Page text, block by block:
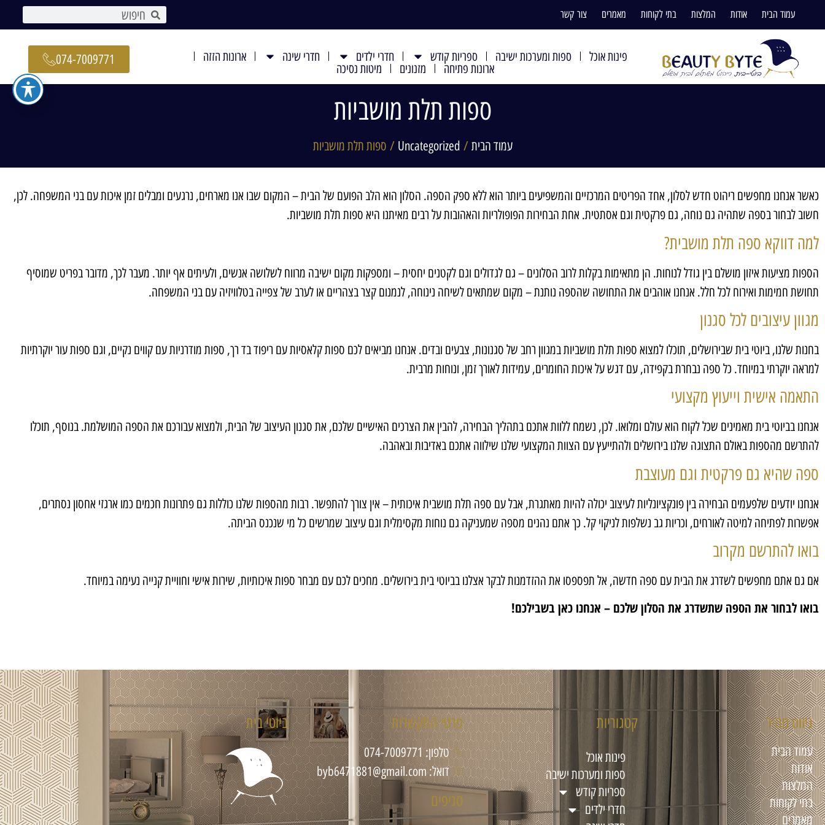
עמוד הבית אודות המלצות בתי לקוחות מאמרים צור קשר
פינות אוכל ספות ומערכות ישיבה ספריות קודש חדרי ילדים חדרי שינה
ארונות הזזה
ארונות פתיחה
מזנונים מיטות נסיכה
074-7009771
ספות תלת מושביות
עמוד הבית /
Uncategorized / ספות תלת מושביות
כאשר אנחנו מחפשים ריהוט חדש לסלון, אחד הפריטים המרכזיים והמשפיעים ביותר הוא ללא ספק הספה. הסלון הוא הלב הפועם של הבית – המקום שבו אנו מארחים, נרגעים ומבלים זמן איכות עם בני המשפחה. לכן,
חשוב לבחור בספה שתהיה גם נוחה, גם פרקטית וגם אסתטית. אחת הבחירות הפופולריות והאהובות על רבים מאיתנו היא ספות תלת מושביות.
למה דווקא ספה תלת מושבית?
הספות מציעות איזון מושלם בין גודל לנוחות. הן מתאימות בקלות לרוב הסלונים – גם לגדולים וגם לקטנים יחסית – ומספקות מקום ישיבה מרווח לשלושה אנשים, ולעיתים אף יותר. מעבר לכך, מדובר בפריט שמוסיף
תחושת חמימות ואירוח לכל חלל. אנחנו אוהבים את התחושה שהספה נותנת – מקום שמתאים לשיחה נינוחה, לנמנום קצר בצהריים או לערב של צפייה בטלוויזיה עם בני המשפחה.
מגוון עיצובים לכל סגנון
בחנות שלנו, ביוטי בית שבירושלים, תוכלו למצוא ספות תלת מושביות במגוון רחב של סגנונות, צבעים ובדים. אנחנו מביאים לכם ספות קלאסיות עם ריפוד בד רך, ספות מודרניות עם קווים נקיים, וגם ספות עור יוקרתיות
למראה יוקרתי במיוחד. כל ספה נבחרת בקפידה, עם דגש על איכות החומרים, עמידות לאורך זמן, ונוחות מרבית.
התאמה אישית וייעוץ מקצועי
אנחנו בביוטי בית מאמינים שכל לקוח הוא עולם ומלואו. לכן, נשמח ללוות אתכם בתהליך הבחירה, להבין את הצרכים האישיים שלכם, את סגנון העיצוב של הבית, ולמצוא עבורכם את הספה המושלמת. בנוסף, תוכלו
להתרשם מהספות באולם התצוגה שלנו בירושלים ולהתייעץ עם הצוות המקצועי שלנו שילווה אתכם באדיבות ובאהבה.
ספה שהיא גם פרקטית וגם מעוצבת
אנחנו יודעים שלפעמים הבחירה בין פונקציונליות לעיצוב יכולה להיות מאתגרת, אבל עם ספה תלת מושבית איכותית – אין צורך להתפשר. רבות מהספות שלנו כוללות גם פתרונות חכמים כמו ארגזי אחסון נסתרים,
אפשרות לפתיחה למיטה לאורחים, וכריות גב נשלפות לניקוי קל. כך אתם נהנים מספה שמעניקה גם נוחות מקסימלית וגם עיצוב שמרשים כל מי שנכנס הביתה.
בואו להתרשם מקרוב
אם גם אתם מחפשים לשדרג את הבית עם ספה חדשה, אל תפספסו את ההזדמנות לבקר אצלנו בביוטי בית בירושלים. מחכים לכם עם מבחר ספות איכותיות, שירות אישי וחוויית קנייה נעימה במיוחד.
בואו לבחור את הספה שתשדרג את הסלון שלכם – אנחנו כאן בשבילכם!
ניווט מהיר
עמוד הבית
אודות
המלצות
בתי לקוחות
מאמרים
קטגוריות
פינות אוכל
ספות ומערכות ישיבה
ספריות קודש
חדרי ילדים
פרטי התקשרות
טלפון: 074-7009771
דואל: byb6471881@gmail.com
סניפים
ביוטי בית